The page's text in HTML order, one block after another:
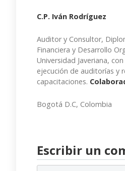
C.P. Iván Rodríguez
Auditor y Consultor,
Financiera y Desarrollo
Universidad Javeriana,
ejecución de auditorías y
capacitaciones.
Bogotá D.C, Colombia
Escribir un